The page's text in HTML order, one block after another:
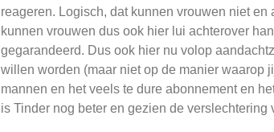
reageren. Logisch, dat kunnen vrouwen niet
kunnen vrouwen dus ook hier lui achterover
gegarandeerd. Dus ook hier nu volop
willen worden (maar niet op de manier waarop
mannen en het veels te dure abonnement en
is Tinder nog beter en gezien de